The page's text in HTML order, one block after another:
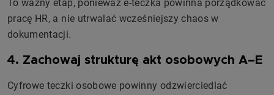
To ważny etap, ponieważ e-teczka powinna porządkować
pracę HR, a nie utrwalać wcześniejszy chaos w
dokumentacji.
4. Zachowaj strukturę akt osobowych A–E
Cyfrowe teczki osobowe powinny odzwierciedlać